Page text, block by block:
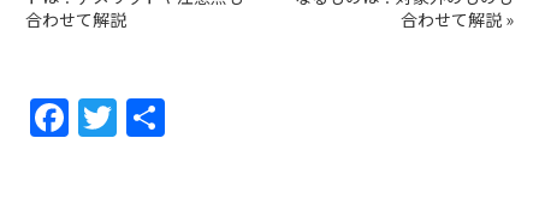
合わせて解説
合わせて解説 »
F T